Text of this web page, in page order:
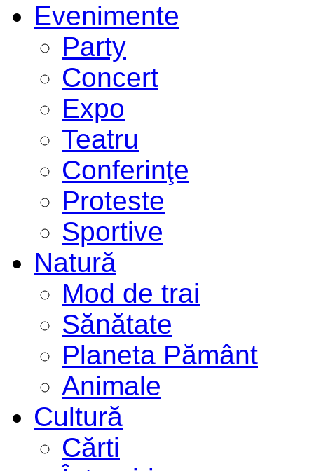
Evenimente
Party
Concert
Expo
Teatru
Conferinţe
Proteste
Sportive
Natură
Mod de trai
Sănătate
Planeta Pământ
Animale
Cultură
Cărti